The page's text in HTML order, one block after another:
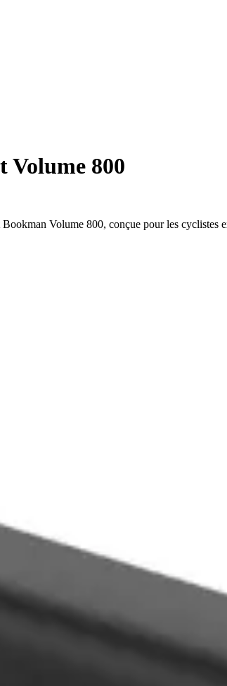
Volume 800
Volume 800, conçue pour les cyclistes